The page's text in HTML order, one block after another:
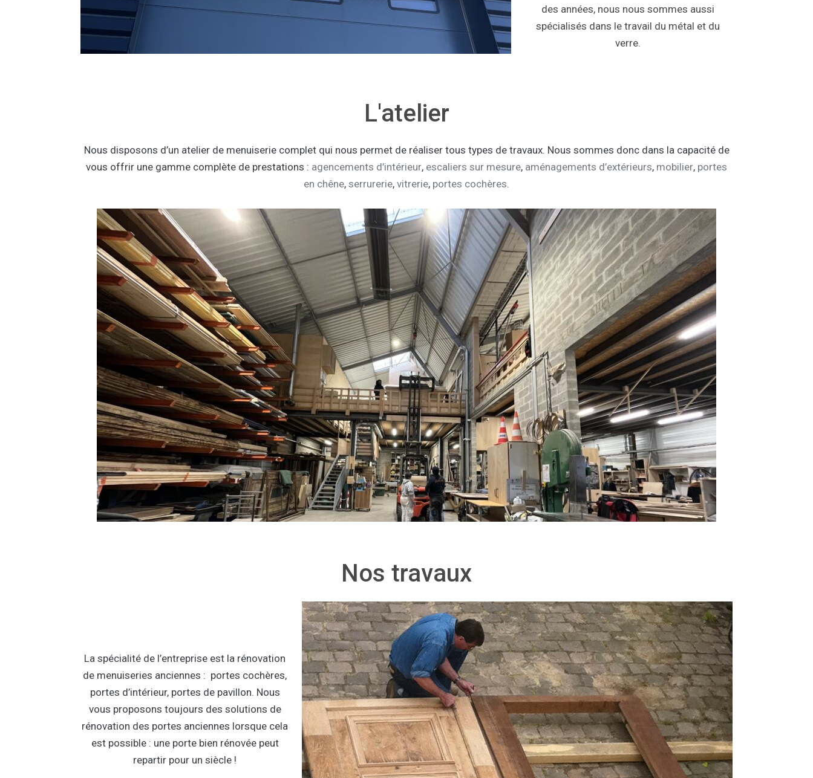
des années, nous nous sommes aussi
spécialisés dans le travail du métal et du
verre.
L'atelier
Nous disposons d’un atelier de menuiserie complet qui nous permet de réaliser tous types de travaux. Nous sommes donc dans la capacité de
vous offrir une gamme complète de prestations : agencements d’intérieur, escaliers sur mesure, aménagements d’extérieurs, mobilier, portes
en chêne, serrurerie, vitrerie, portes cochères.
Nos travaux
La spécialité de l’entreprise est la rénovation
de menuiseries anciennes : portes cochères,
portes d’intérieur, portes de pavillon. Nous
vous proposons toujours des solutions de
rénovation des portes anciennes lorsque cela
est possible : une porte bien rénovée peut
repartir pour un siècle !